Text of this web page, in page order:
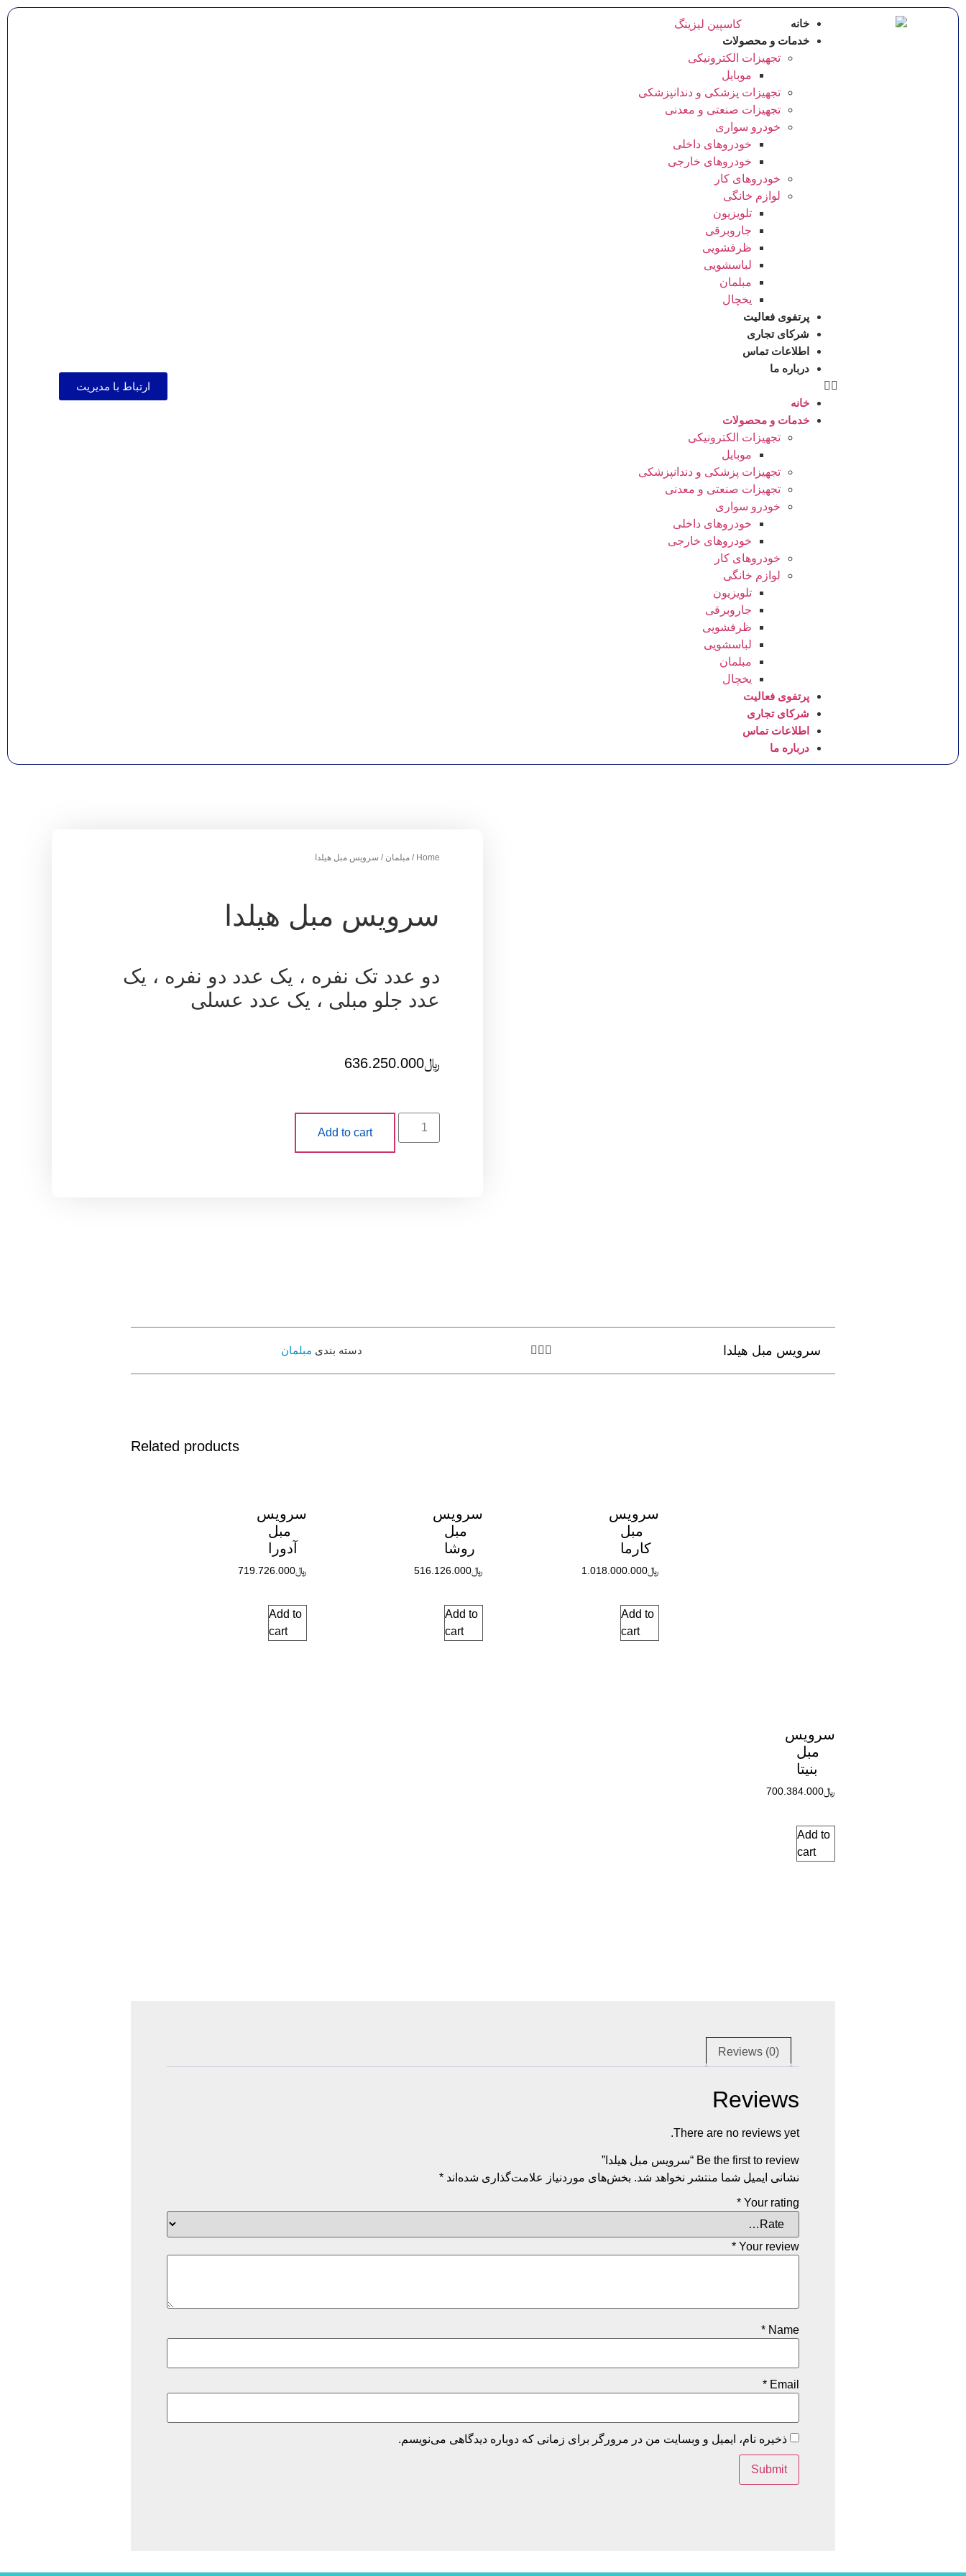
خانه
خدمات و محصولات
تجهیزات الکترونیکی
موبایل
تجهیزات پزشکی و دندانپزشکی
تجهیزات صنعتی و معدنی
خودرو سواری
خودروهای داخلی
خودروهای خارجی
خودروهای کار
لوازم خانگی
تلویزیون
جاروبرقی
ظرفشویی
لباسشویی
مبلمان
یخچال
پرتفوی فعالیت
شرکای تجاری
اطلاعات تماس
درباره ما
خانه
خدمات و محصولات
تجهیزات الکترونیکی
موبایل
تجهیزات پزشکی و دندانپزشکی
تجهیزات صنعتی و معدنی
خودرو سواری
خودروهای داخلی
خودروهای خارجی
خودروهای کار
لوازم خانگی
تلویزیون
جاروبرقی
ظرفشویی
لباسشویی
مبلمان
یخچال
پرتفوی فعالیت
شرکای تجاری
اطلاعات تماس
درباره ما
ارتباط با مدیریت
Home
/ مبلمان / سرویس مبل هیلدا
سرویس مبل هیلدا
دو عدد تک نفره ، یک عدد دو نفره ، یک
عدد جلو مبلی ، یک عدد عسلی
﷼636.250.000
Add to cart
سرویس مبل هیلدا دسته بندی مبلمان
Related products
سرویس
مبل
کارما
﷼1.018.000.000
Add to
cart
سرویس
مبل
روشا
﷼516.126.000
Add to
cart
سرویس
مبل
آدورا
﷼719.726.000
Add to
cart
سرویس
مبل
بنیتا
﷼700.384.000
Add to
cart
Reviews (0)
Reviews
There are no reviews yet.
Be the first to review “سرویس مبل هیلدا”
نشانی ایمیل شما منتشر نخواهد شد. بخش‌های موردنیاز علامت‌گذاری شده‌اند *
Your rating
*
Your review
*
Name
*
Email
*
ذخیره نام، ایمیل و وبسایت من در مرورگر برای زمانی که دوباره دیدگاهی می‌نویسم.